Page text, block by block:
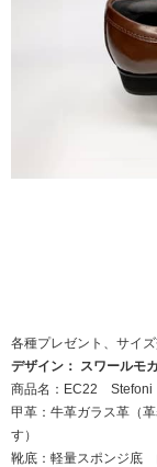
各種プレゼント、サイ
デザイン： スワールモカ
商品名：EC22 Stefoni
甲革：牛革ガラス革（
す）
靴底：軽量スポンジ